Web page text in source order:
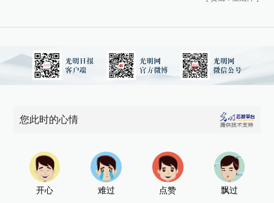
您此时的心情
开心 难过 点赞 飘过